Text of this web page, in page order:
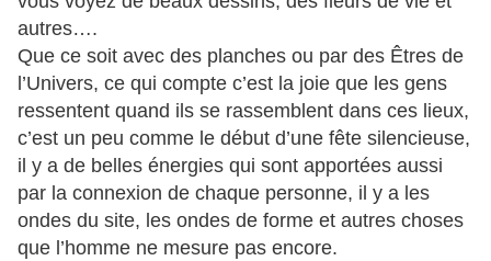
autres….
Que ce soit avec des planches ou par des Êtres de
l’Univers, ce qui compte c’est la joie que les gens
ressentent quand ils se rassemblent dans ces lieux,
c’est un peu comme le début d’une fête silencieuse,
il y a de belles énergies qui sont apportées aussi
par la connexion de chaque personne, il y a les
ondes du site, les ondes de forme et autres choses
que l’homme ne mesure pas encore.